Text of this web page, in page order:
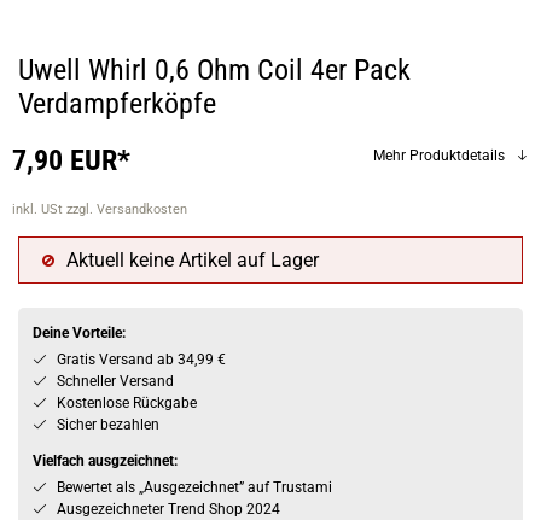
Uwell Whirl 0,6 Ohm Coil 4er Pack
Verdampferköpfe
7,90 EUR*
inkl. USt zzgl. Versandkosten
Mehr Produktdetails
Aktuell keine Artikel auf Lager
Deine Vorteile:
Gratis Versand ab 34,99 €
Schneller Versand
Kostenlose Rückgabe
Sicher bezahlen
Vielfach ausgzeichnet:
Bewertet als „Ausgezeichnet” auf Trustami
Ausgezeichneter Trend Shop 2024